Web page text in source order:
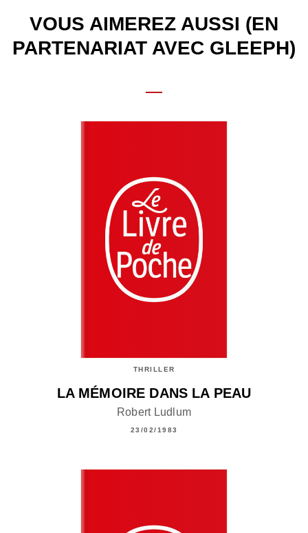
VOUS AIMEREZ AUSSI (EN
PARTENARIAT AVEC GLEEPH)
THRILLER
LA MÉMOIRE DANS LA PEAU
Robert Ludlum
23/02/1983